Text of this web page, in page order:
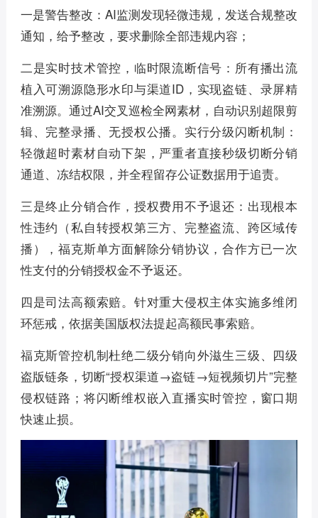
一是警告整改：AI监测发现轻微违规，发送合规整改
通知，给予整改，要求删除全部违规内容；
二是实时技术管控，临时限流断信号：所有播出流
植入可溯源隐形水印与渠道ID，实现盗链、录屏精
准溯源。通过AI交叉巡检全网素材，自动识别超限剪
辑、完整录播、无授权公播。实行分级闪断机制：
轻微超时素材自动下架，严重者直接秒级切断分销
通道、冻结权限，并全程留存公证数据用于追责。
三是终止分销合作，授权费用不予退还：出现根本
性违约（私自转授权第三方、完整盗流、跨区域传
播），福克斯单方面解除分销协议，合作方已一次
性支付的分销授权金不予返还。
四是司法高额索赔。针对重大侵权主体实施多维闭
环惩戒，依据美国版权法提起高额民事索赔。
福克斯管控机制杜绝二级分销向外滋生三级、四级
盗版链条，切断“授权渠道→盗链→短视频切片”完整
侵权链路；将闪断维权嵌入直播实时管控，窗口期
快速止损。